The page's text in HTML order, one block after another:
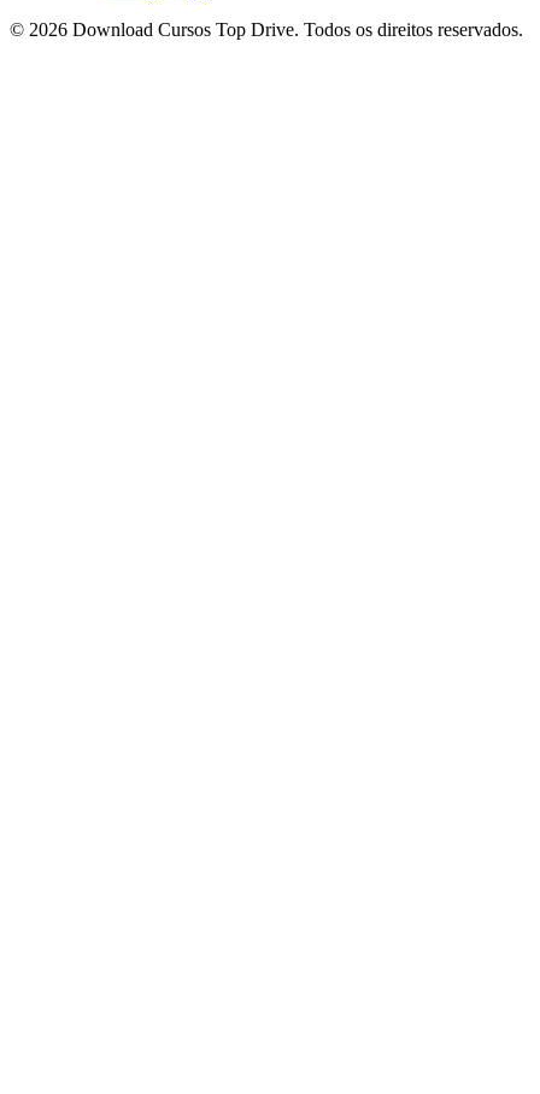
© 2026 Download Cursos Top Drive. Todos os direitos reservados.